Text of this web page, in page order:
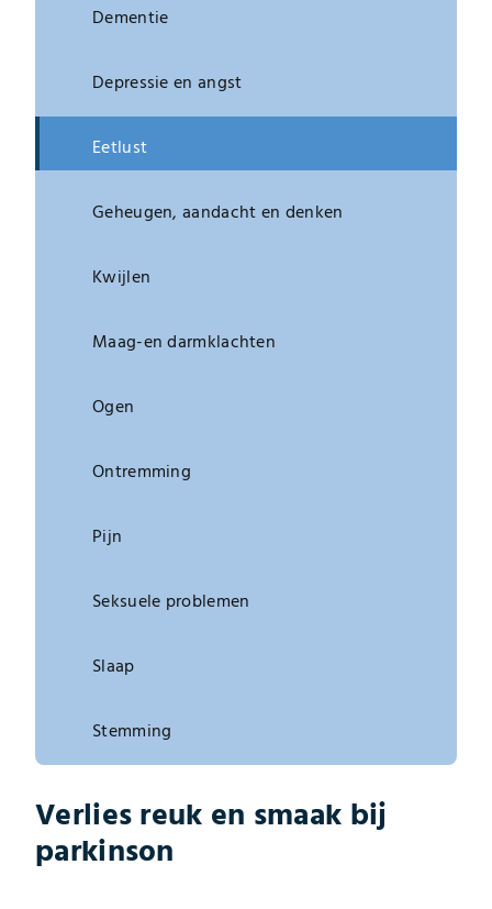
Dementie
Depressie en angst
Eetlust
Geheugen, aandacht en denken
Kwijlen
Maag-en darmklachten
Ogen
Ontremming
Pijn
Seksuele problemen
Slaap
Stemming
Verlies reuk en smaak bij
parkinson